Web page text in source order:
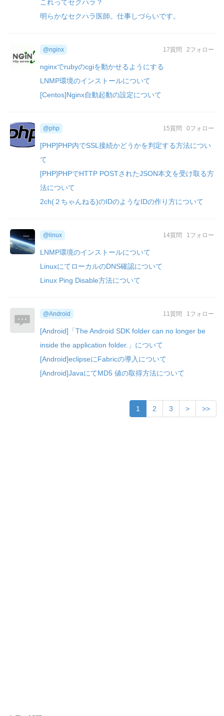
これってセクハラ？
明らかなセクハラ医師。仕事しづらいです。
17質問 2フォロー
@nginx
nginxでrubyのcgiを動かせるようにする
LNMP環境のインストールについて
[Centos]Nginx自動起動の設定について
15質問 0フォロー
@php
[PHP]PHP内でSSL接続かどうかを判定する方法につい
て
[PHP]PHPでHTTP POSTされたJSON本文を受け取る方
法について
2ch(２ちゃんねる)のIDのようなIDの作り方について
14質問 1フォロー
@linux
LNMP環境のインストールについて
LinuxにてローカルのDNS確認について
Linux Ping Disable方法について
11質問 1フォロー
@Android
[Android]「The Android SDK folder can no longer be
inside the application folder.」について
[Android]eclipseにFabricの導入について
[Android]JavaにてMD5 値の取得方法について
1 2 3 > >>